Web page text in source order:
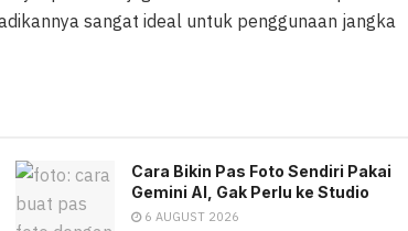
sangat ideal untuk penggunaan jangka
Cara Bikin Pas Foto Sendiri Pakai
Gemini AI, Gak Perlu ke Studio
6 AUGUST 2026